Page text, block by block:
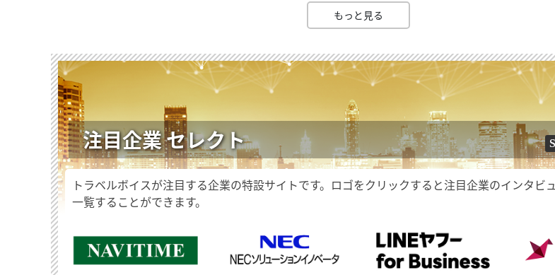
もっと見る
注目企業 セレクト
トラベルボイスが注目する企業の特設サイトです。ロゴをクリックすると注目企業のインタビ
一覧することができます。